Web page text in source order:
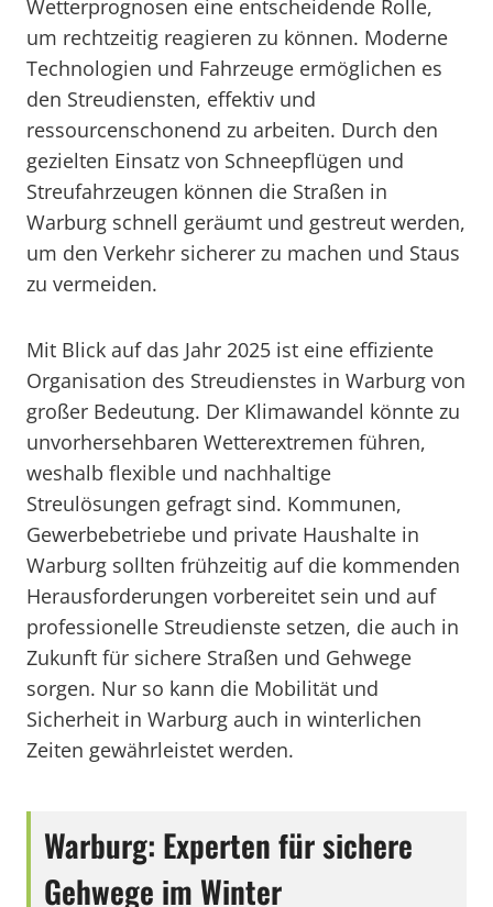
Wetterprognosen eine entscheidende Rolle,
um rechtzeitig reagieren zu können. Moderne
Technologien und Fahrzeuge ermöglichen es
den Streudiensten, effektiv und
ressourcenschonend zu arbeiten. Durch den
gezielten Einsatz von Schneepflügen und
Streufahrzeugen können die Straßen in
Warburg schnell geräumt und gestreut werden,
um den Verkehr sicherer zu machen und Staus
zu vermeiden.
Mit Blick auf das Jahr 2025 ist eine effiziente
Organisation des Streudienstes in Warburg von
großer Bedeutung. Der Klimawandel könnte zu
unvorhersehbaren Wetterextremen führen,
weshalb flexible und nachhaltige
Streulösungen gefragt sind. Kommunen,
Gewerbebetriebe und private Haushalte in
Warburg sollten frühzeitig auf die kommenden
Herausforderungen vorbereitet sein und auf
professionelle Streudienste setzen, die auch in
Zukunft für sichere Straßen und Gehwege
sorgen. Nur so kann die Mobilität und
Sicherheit in Warburg auch in winterlichen
Zeiten gewährleistet werden.
Warburg: Experten für sichere
Gehwege im Winter